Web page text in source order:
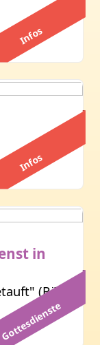
Infos
Infos
in
(Röm